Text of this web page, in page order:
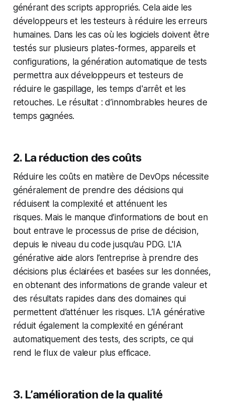
générant des scripts appropriés. Cela aide les
développeurs et les testeurs à réduire les erreurs
humaines. Dans les cas où les logiciels doivent être
testés sur plusieurs plates-formes, appareils et
configurations, la génération automatique de tests
permettra aux développeurs et testeurs de
réduire le gaspillage, les temps d'arrêt et les
retouches. Le résultat : d’innombrables heures de
temps gagnées.
2. La réduction des coûts
Réduire les coûts en matière de DevOps nécessite
généralement de prendre des décisions qui
réduisent la complexité et atténuent les
risques. Mais le manque d’informations de bout en
bout entrave le processus de prise de décision,
depuis le niveau du code jusqu’au PDG. L'IA
générative aide alors l’entreprise à prendre des
décisions plus éclairées et basées sur les données,
en obtenant des informations de grande valeur et
des résultats rapides dans des domaines qui
permettent d’atténuer les risques. L’IA générative
réduit également la complexité en générant
automatiquement des tests, des scripts, ce qui
rend le flux de valeur plus efficace.
3. L’amélioration de la qualité